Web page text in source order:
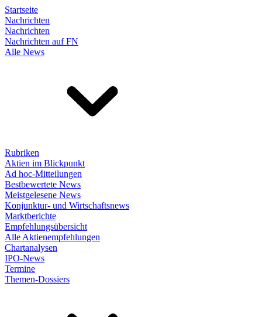
Startseite
Nachrichten
Nachrichten
Nachrichten auf FN
Alle News
Rubriken
Aktien im Blickpunkt
Ad hoc-Mitteilungen
Bestbewertete News
Meistgelesene News
Konjunktur- und Wirtschaftsnews
Marktberichte
Empfehlungsübersicht
Alle Aktienempfehlungen
Chartanalysen
IPO-News
Termine
Themen-Dossiers